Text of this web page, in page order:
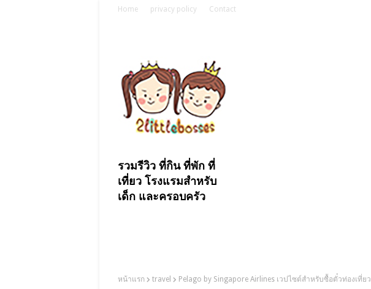
Home privacy policy Contact
รวมรีวิว ที่กิน ที่พัก ที่
เที่ยว โรงแรมสำหรับ
เด็ก และครอบครัว
หน้าแรก travel Pelago by Singapore Airlines เวปไซต์สำหรับซื้อตั๋วท่องเที่ยว